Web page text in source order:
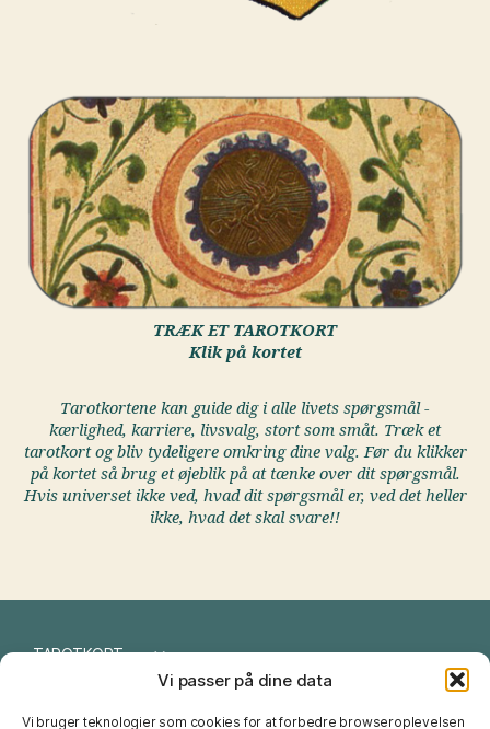
Vi passer på dine data
Vi bruger teknologier som cookies for at forbedre browseroplevelsen
TRÆK ET TAROTKORT
Klik på kortet
Tarotkortene kan guide dig i alle livets spørgsmål -
kærlighed, karriere, livsvalg, stort som småt. Træk et
tarotkort og bliv tydeligere omkring dine valg. Før du klikker
på kortet så brug et øjeblik på at tænke over dit spørgsmål.
Hvis universet ikke ved, hvad dit spørgsmål er, ved det heller
ikke, hvad det skal svare!!
TAROTKORT